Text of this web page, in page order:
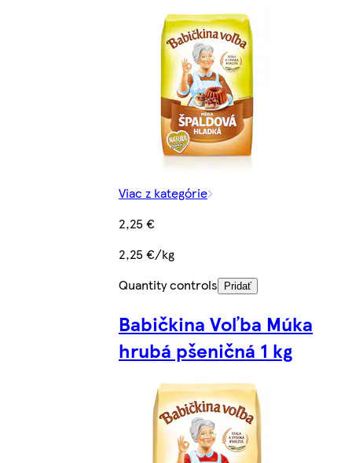
Viac z kategórie
2,25 €
2,25 €/kg
Quantity controls Pridať
Babičkina Voľba Múka
hrubá pšeničná 1 kg